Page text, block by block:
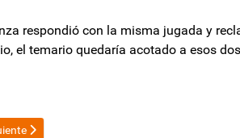
respondió con la misma jugada y
el temario quedaría acotado a esos
proteger a Manuel Adorni, Patricia
siguiente: El Gobierno decretó un